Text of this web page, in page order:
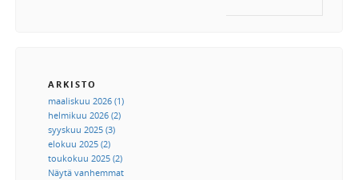
ARKISTO
maaliskuu 2026 (1)
helmikuu 2026 (2)
syyskuu 2025 (3)
elokuu 2025 (2)
toukokuu 2025 (2)
Näytä vanhemmat